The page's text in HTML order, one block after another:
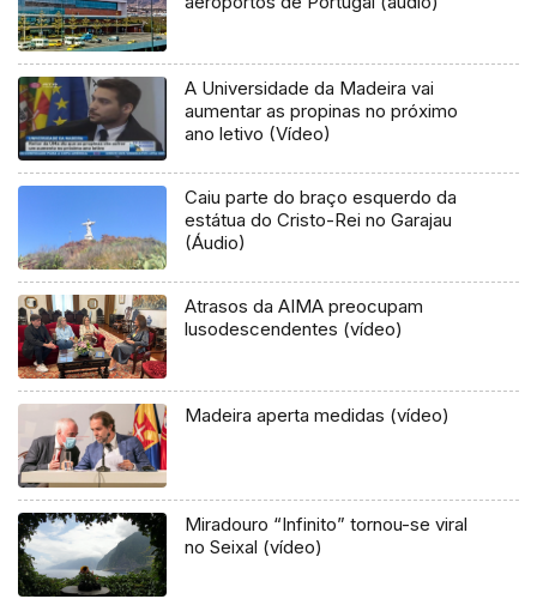
A Universidade da Madeira vai
aumentar as propinas no próximo
ano letivo (Vídeo)
Caiu parte do braço esquerdo da
estátua do Cristo-Rei no Garajau
(Áudio)
Atrasos da AIMA preocupam
lusodescendentes (vídeo)
Madeira aperta medidas (vídeo)
Miradouro “Infinito” tornou-se viral
no Seixal (vídeo)